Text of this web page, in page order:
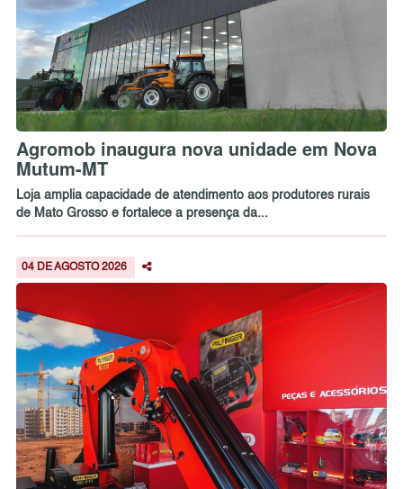
Agromob inaugura nova unidade em Nova
Mutum-MT
Loja amplia capacidade de atendimento aos produtores rurais
de Mato Grosso e fortalece a presença da...
04 DE AGOSTO 2026